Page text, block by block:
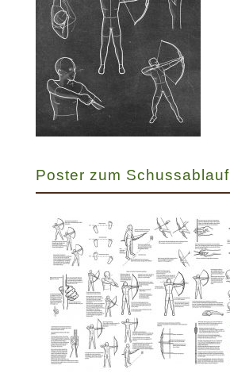
Poster zum Schussablauf